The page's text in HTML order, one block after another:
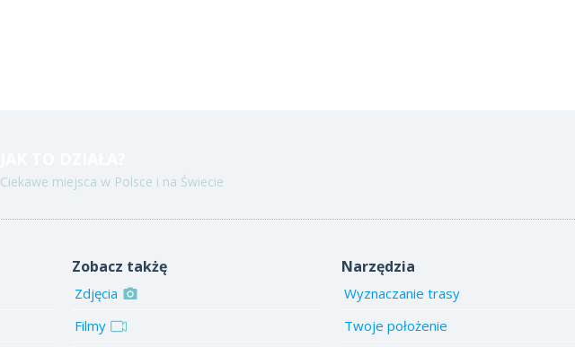
Ciekawe miejsca w Polsce i na Świecie
Zobacz takżę
Zdjęcia
Filmy
Narzędzia
Wyznaczanie trasy
Twoje położenie